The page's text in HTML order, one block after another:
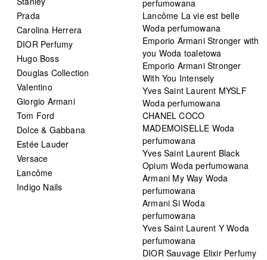
Prada
Carolina Herrera
DIOR Perfumy
Hugo Boss
Douglas Collection
Valentino
Giorgio Armani
Tom Ford
Dolce & Gabbana
Estée Lauder
Versace
Lancôme
Indigo Nails
perfumowana
Lancôme La vie est belle
Woda perfumowana
Emporio Armani Stronger with
you Woda toaletowa
Emporio Armani Stronger
With You Intensely
Yves Saint Laurent MYSLF
Woda perfumowana
CHANEL COCO
MADEMOISELLE Woda
perfumowana
Yves Saint Laurent Black
Opium Woda perfumowana
Armani My Way Woda
perfumowana
Armani Si Woda
perfumowana
Yves Saint Laurent Y Woda
perfumowana
DIOR Sauvage Elixir Perfumy